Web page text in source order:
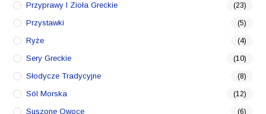
Przyprawy I Zioła Greckie (23)
Przystawki (5)
Ryże (4)
Sery Greckie (10)
Słodycze Tradycyjne (8)
Sól Morska (12)
Suszone Owoce (6)